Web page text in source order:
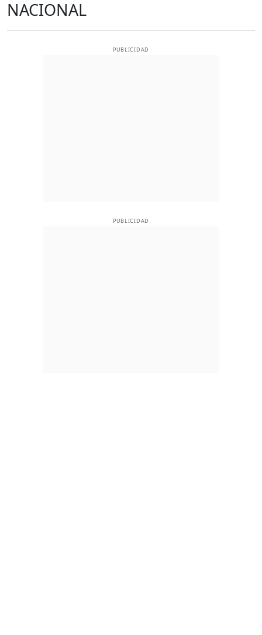
NACIONAL
PUBLICIDAD
PUBLICIDAD